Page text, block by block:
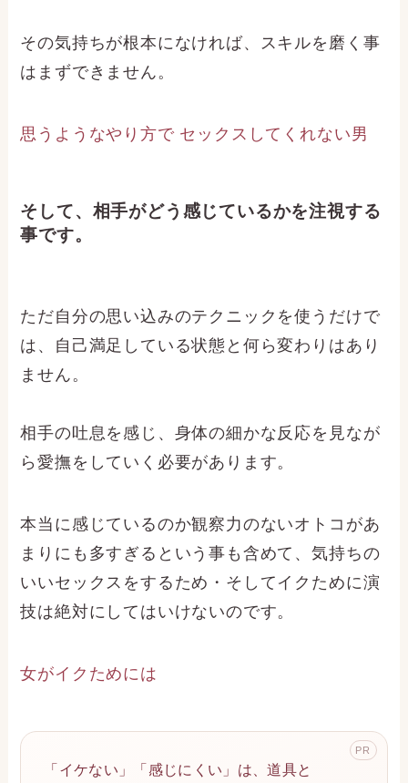
その気持ちが根本になければ、スキルを磨く事
はまずできません。
思うようなやり方で セックスしてくれない男
そして、相手がどう感じているかを注視する
事です。
ただ自分の思い込みのテクニックを使うだけで
は、自己満足している状態と何ら変わりはあり
ません。
相手の吐息を感じ、身体の細かな反応を見なが
ら愛撫をしていく必要があります。
本当に感じているのか観察力のないオトコがあ
まりにも多すぎるという事も含めて、気持ちの
いいセックスをするため・そしてイクために演
技は絶対にしてはいけないのです。
女がイクためには
PR
「イケない」「感じにくい」は、道具と